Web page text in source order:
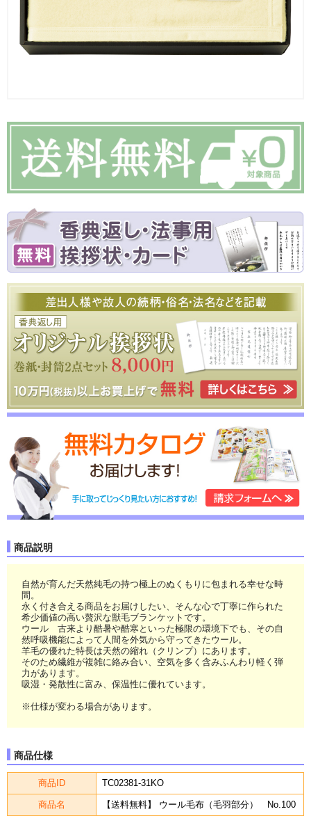
商品説明
自然が育んだ天然純毛の持つ極上のぬくもりに包まれる幸せな時
間。
永く付き合える商品をお届けしたい、そんな心で丁寧に作られた
希少価値の高い贅沢な獣毛ブランケットです。
ウール 古来より酷暑や酷寒といった極限の環境下でも、その自
然呼吸機能によって人間を外気から守ってきたウール。
羊毛の優れた特長は天然の縮れ（クリンプ）にあります。
そのため繊維が複雑に絡み合い、空気を多く含みふんわり軽く弾
力があります。
吸湿・発散性に富み、保温性に優れています。
※仕様が変わる場合があります。
商品仕様
商品ID TC02381-31KO
商品名 【送料無料】 ウール毛布（毛羽部分） No.100